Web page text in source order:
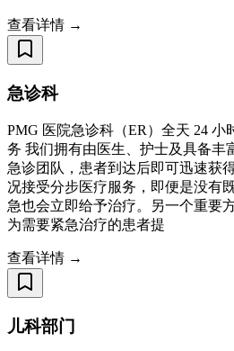
查看详情 →
急诊科
PMG 医院急诊科（ER）全天 24 小
务 我们拥有由医生、护士及具备丰
急诊团队，患者到达后即可迅速获
况接受分步医疗服务，即便是没有
急也会立即给予治疗。另一个重要
为需要紧急治疗的患者提
查看详情 →
儿科部门